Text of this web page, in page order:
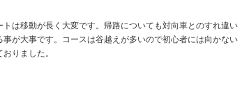
は移動が長く大変です。帰路についても対向車とのすれ違い
が大事です。コースは谷越えが多いので初心者には向かない
りました。